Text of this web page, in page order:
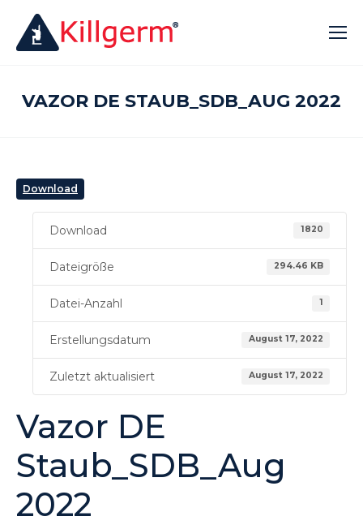
VAZOR DE STAUB_SDB_AUG 2022
Download
Download 1820
Dateigröße 294.46 KB
Datei-Anzahl 1
Erstellungsdatum August 17, 2022
Zuletzt aktualisiert August 17, 2022
Vazor DE
Staub_SDB_Aug
2022